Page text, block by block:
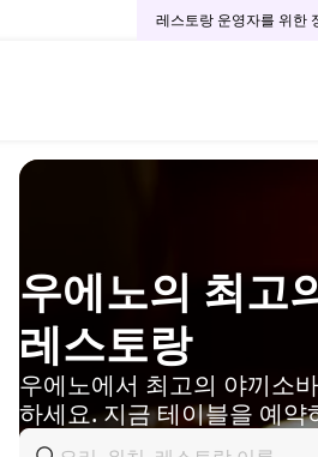
레스토랑 운영자를 위한
우에노의 최고
레스토랑
우에노에서 최고의 야끼소
하세요. 지금 테이블을 예약